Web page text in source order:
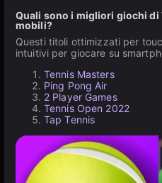
Quali sono i migliori giochi
mobili?
Questi titoli ottimizzati per
intuitivi per giocare su
Tennis Masters
Ping Pong Air
2 Player Games
Tennis Open 2022
Tap Tennis